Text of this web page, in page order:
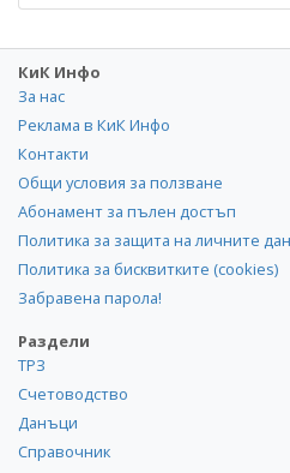
КиК Инфо
За нас
Реклама в КиК Инфо
Контакти
Общи условия за ползване
Абонамент за пълен достъп
Политика за защита на личните
Политика за бисквитките (cookies)
Забравена парола!
Раздели
ТРЗ
Счетоводство
Данъци
Справочник